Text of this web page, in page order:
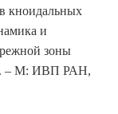
кноидальных
и
зоны
– М: ИВП РАН,